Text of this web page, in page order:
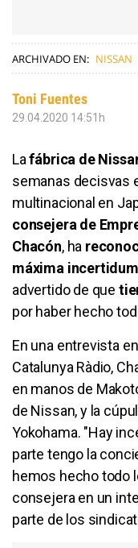
ARCHIVADO EN: NISSAN
Toni Fuentes
29.04.2020 14:51h
Lafábrica de
semanas decisvas
multinacional en
consejera de
Chacón, ha
máxima
advertido de que
por haber hecho
En una entrevista
Catalunya Ràdio,
en manos de
de Nissan, y la
Yokohama. "Hay
parte tengo la
hemos hecho todo
consejera en un
parte de los